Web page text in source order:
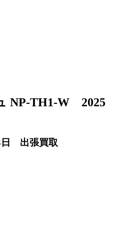
NP-TH1-W 2025
日 出張買取